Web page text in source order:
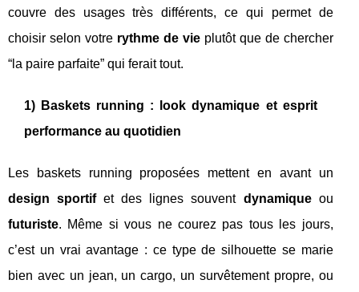
couvre des usages très différents, ce qui permet de
choisir selon votre rythme de vieplutôt que de chercher
“la paire parfaite” qui ferait tout.
1) Baskets running : look dynamique et esprit
performance au quotidien
Les baskets running proposées mettent en avant un
design sportifet des lignes souvent dynamiqueou
futuriste. Même si vous ne courez pas tous les jours,
c’est un vrai avantage : ce type de silhouette se marie
bien avec un jean, un cargo, un survêtement propre, ou